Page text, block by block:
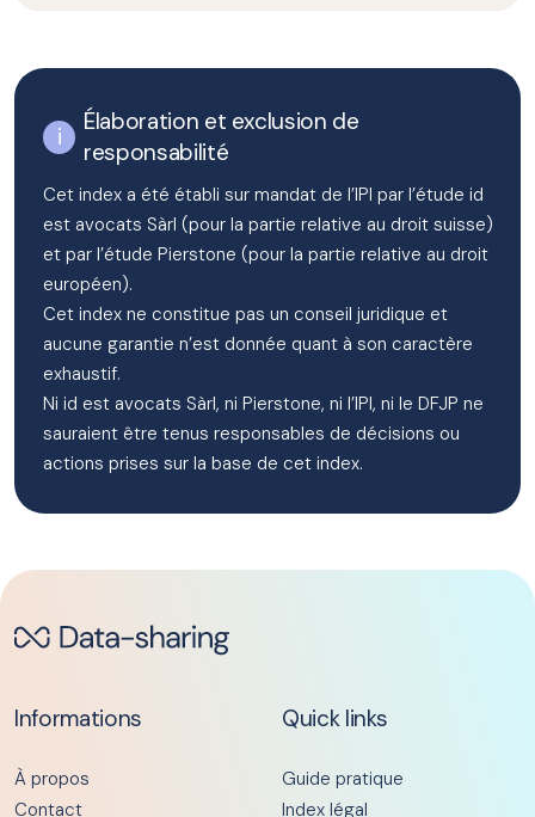
Élaboration et exclusion de
responsabilité
Cet index a été établi sur mandat de l’IPI par l’étude id
est avocats Sàrl (pour la partie relative au droit suisse)
et par l’étude Pierstone (pour la partie relative au droit
européen).
Cet index ne constitue pas un conseil juridique et
aucune garantie n’est donnée quant à son caractère
exhaustif.
Ni id est avocats Sàrl, ni Pierstone, ni l’IPI, ni le DFJP ne
sauraient être tenus responsables de décisions ou
actions prises sur la base de cet index.
Informations
À propos
Contact
Quick links
Guide pratique
Index légal